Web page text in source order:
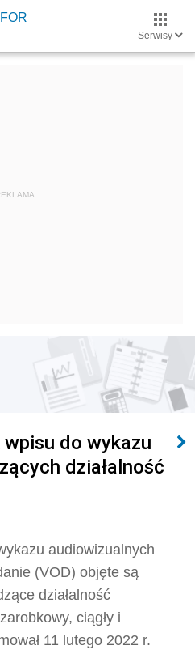
Serwisy
do wykazu
działalność
audiowizualnych
(VOD) objęte są
działalność
ciągły i
11 lutego 2022 r.